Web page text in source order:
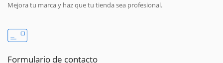
Mejora tu marca y haz que tu tienda sea profesional.
Formulario de contacto